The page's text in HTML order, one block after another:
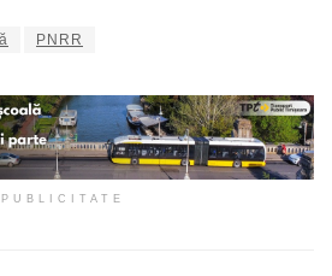
PNRR
PUBLICITATE